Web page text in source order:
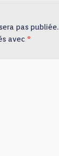
pas publiée.
avec *